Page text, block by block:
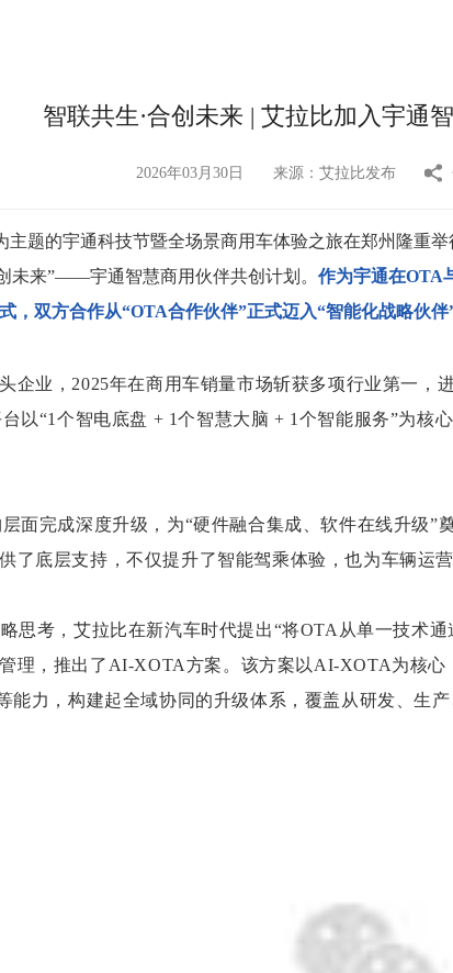
智联共生·合创未来 | 艾拉比加入宇通
2026年03月30日 来源：艾拉比发布
主题的宇通科技节暨全场景商用车体验之旅在郑州隆重
未来”——宇通智慧商用伙伴共创计划。 作为宇通在OTA
，双方合作从“OTA合作伙伴”正式迈入“智能化战略伙伴
企业，2025年在商用车销量市场斩获多项行业第一
以“1个智电底盘 + 1个智慧大脑 + 1个智能服务”为核
层面完成深度升级，为“硬件融合集成、软件在线升级
了底层支持，不仅提升了智能驾乘体验，也为车辆运
思考，艾拉比在新汽车时代提出“将OTA从单一技术
理，推出了AI-XOTA方案。该方案以AI-XOTA为核
能力，构建起全域协同的升级体系，覆盖从研发、生